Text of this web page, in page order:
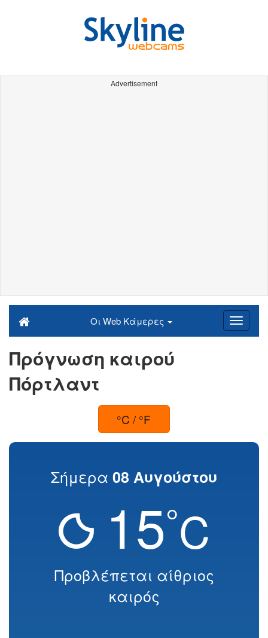
Advertisement
Οι Web Κάμερες
Πρόγνωση καιρού
Πόρτλαντ
°C / °F
Σήμερα 08 Αυγούστου
15°C
Προβλέπεται αίθριος
καιρός